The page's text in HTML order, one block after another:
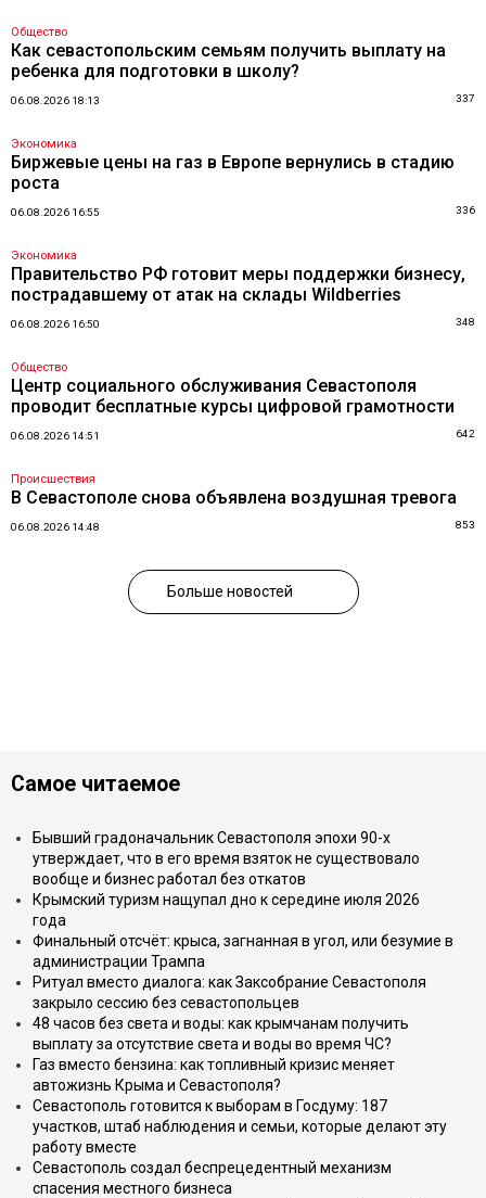
Общество
Как севастопольским семьям получить выплату на
ребенка для подготовки в школу?
06.08.2026 18:13 337
Экономика
Биржевые цены на газ в Европе вернулись в стадию
роста
06.08.2026 16:55 336
Экономика
Правительство РФ готовит меры поддержки бизнесу,
пострадавшему от атак на склады Wildberries
06.08.2026 16:50 348
Общество
Центр социального обслуживания Севастополя
проводит бесплатные курсы цифровой грамотности
06.08.2026 14:51 642
Происшествия
В Севастополе снова объявлена воздушная тревога
06.08.2026 14:48 853
Больше новостей
Самое читаемое
Бывший градоначальник Севастополя эпохи 90-х
утверждает, что в его время взяток не существовало
вообще и бизнес работал без откатов
Крымский туризм нащупал дно к середине июля 2026
года
Финальный отсчёт: крыса, загнанная в угол, или безумие в
администрации Трампа
Ритуал вместо диалога: как Заксобрание Севастополя
закрыло сессию без севастопольцев
48 часов без света и воды: как крымчанам получить
выплату за отсутствие света и воды во время ЧС?
Газ вместо бензина: как топливный кризис меняет
автожизнь Крыма и Севастополя?
Севастополь готовится к выборам в Госдуму: 187
участков, штаб наблюдения и семьи, которые делают эту
работу вместе
Севастополь создал беспрецедентный механизм
спасения местного бизнеса